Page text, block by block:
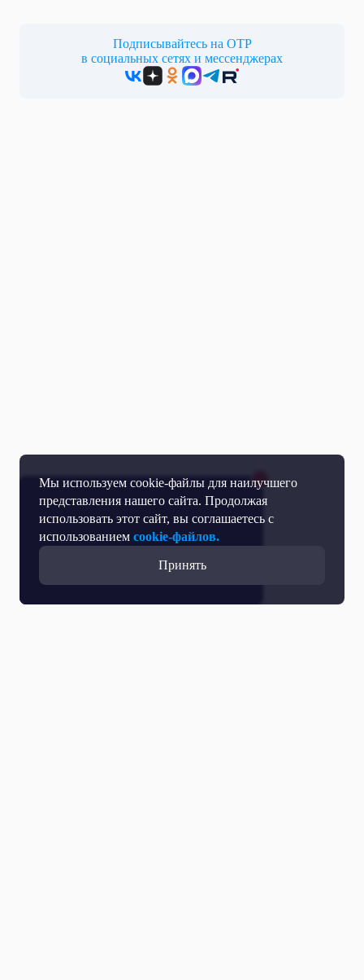
Мы используем cookie-файлы для наилучшего
представления нашего сайта. Продолжая
использовать этот сайт, вы соглашаетесь с
использованием cookie-файлов.
Принять
Подписывайтесь на ОТР
в социальных сетях и мессенджерах